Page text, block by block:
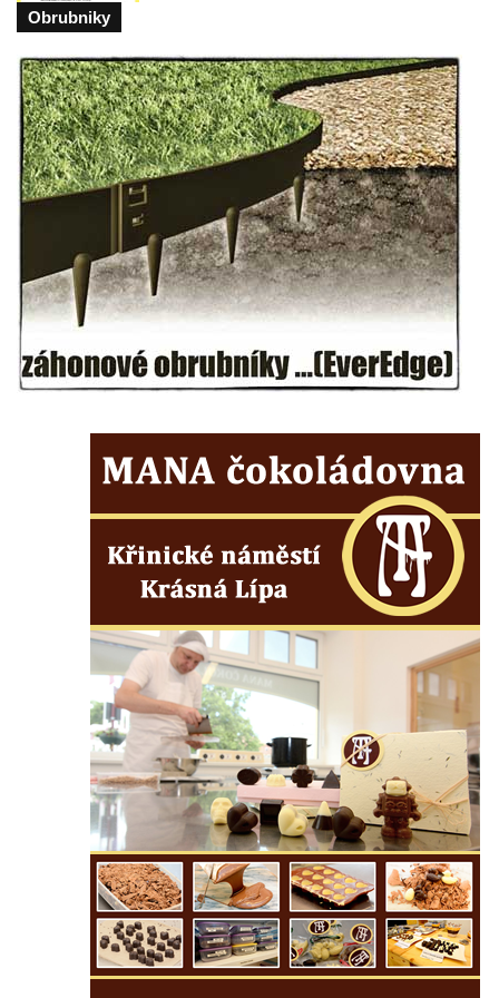
Centrální kříž bývalého hřbitova v Horním
Chlumu
Kříž jižně od Prysku
Boží muka svatého Floriána v Mezné
Neugebauerův kříž východně od Sloupu v
Čechách
Kříž u kostela Zvěstování Panny Marie v
Duchcově
Údajný kříž před kostelem svatých Petra a
Pavla v Jeníkově
Kříž na návsi v Jeníkově
Kříž na křižovatce v Teplické ulici v Lahošti
od Mikulášovic
Mikulášovicích
Wäberův kříž v zahradě domu čp. 184 v
Mikulášovicích
Posteltův kříž naproti domu ev.č. 29 v
Mikulášovicích
Kříž Neubaukreuz u domu čp. 698 v
Mikulášovicích
Kříž manželů Endlerových u továrního
objektu v Mikulášovicích
Kříž u silnice východně od Mikulášovic
Meyerův kříž východně od Mikulášovic
Kříž u rozcestí k větrnému mlýnu Světlík v
Horním Podluží
Kříž u domu čp. 1016 v Mikulášovicích
Obrubniky